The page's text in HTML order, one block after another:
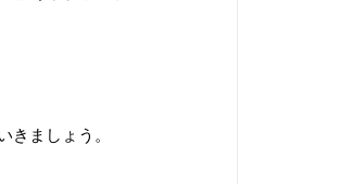
きましょう。